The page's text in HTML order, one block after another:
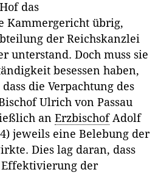
das
Kammergericht übrig,
der Reichskanzlei
unterstand. Doch muss sie
besessen haben,
die Verpachtung des
Ulrich von Passau
an ErzbischofAdolf
jeweils eine Belebung der
Dies lag daran, dass
der